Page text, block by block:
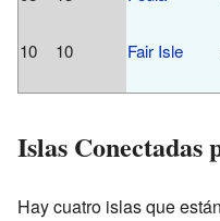
10 10 Fair Isle
Islas Conectadas
Hay cuatro islas que